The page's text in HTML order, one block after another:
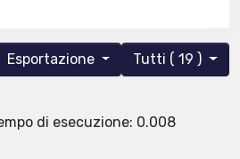
Tutti ( 19 )
Esportazione
di esecuzione: 0.008